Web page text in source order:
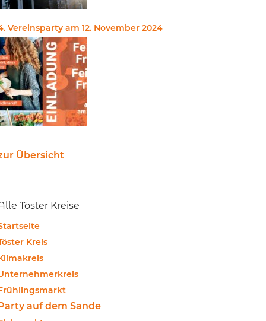
Vereinsparty am 12. November 2024
Übersicht
Töster Kreise
Kreis
auf dem Sande